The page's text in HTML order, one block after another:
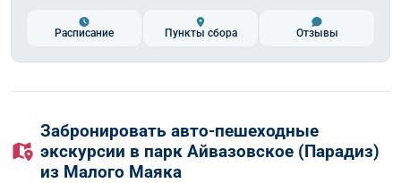
Расписание Пункты сбора Отзывы
Забронировать авто-пешеходные
экскурсии в парк Айвазовское (Парадиз)
из Малого Маяка